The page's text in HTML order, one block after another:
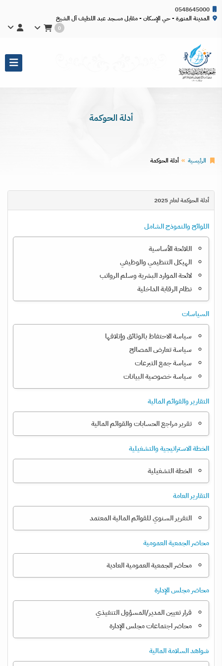
0548645000
المدينة المنورة - حي الإسكان - مقابل مسجد عبد اللطيف آل الشيخ
0
أدلة الحوكمة
الرئيسية أدلة الحوكمة
أدلة الحوكمة لعام 2025
اللوائح والنموذج الشامل
اللائحة الأساسية
الهيكل التنظيمي والوظيفي
لائحة الموارد البشرية وسلم الرواتب
نظام الرقابة الداخلية
السياسات
سياسة الاحتفاظ بالوثائق وإتلافها
سياسة تعارض المصالح
سياسة جمع التبرعات
سياسة خصوصية البيانات
التقارير والقوائم المالية
تقرير مراجع الحسابات والقوائم المالية
الخطة الاستراتيجية والتشغيلية
الخطة التشغيلية
التقارير العامة
التقرير السنوي للقوائم المالية المعتمد
محاضر الجمعية العمومية
محاضر الجمعية العمومية العادية
محاضر مجلس الإدارة
قرار تعيين المدير/المسؤول التنفيذي
محاضر اجتماعات مجلس الإدارة
شواهد السلامة المالية